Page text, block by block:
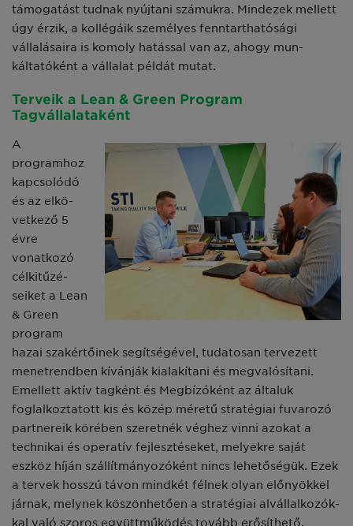
támogatást tudnak nyújtani számukra. Mindezek mellett
úgy érzik, a kollégáik szemé­lyes fenntarthatósági
vállalásaira is komoly hatással van az, ahogy mun­
káltatóként a vállalat példát mutat.
Terveik a Lean & Green Program
Tagvállalataként
A
programhoz
kapcsolódó
és az elkö­
vetkező 5
évre
vonatkozó
célkitűzé­
seiket a Lean
& Green
program
hazai szakértőinek segítségével, tudatosan tervezett
menetrendben kívánják ki­alakítani és megvalósítani.
Emellett aktív tagként és Megbízóként az álta­luk
foglalkoztatott kis és közép mére­tű stratégiai fuvarozó
partnereik kö­rében szeretnék véghez vinni azokat a
technikai és operatív fejlesztéseket, melyekre saját
eszköz híján szállítmá­nyozóként nincs lehetőségük. Ezek
a tervek hosszú távon mindkét félnek olyan előnyökkel
járnak, melynek kö­szönhetően a stratégiai alvállalkozók­
kal való szoros együttműködés to­vább erősíthető.